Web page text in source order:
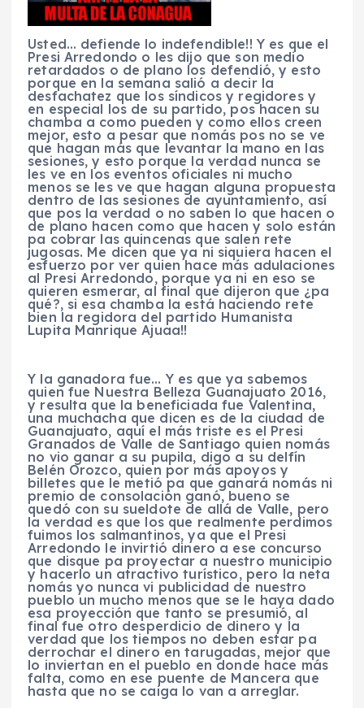
Usted… defiende lo indefendible!! Y es que el
Presi Arredondo o les dijo que son medio
retardados o de plano los defendió, y esto
porque en la semana salió a decir la
desfachatez que los síndicos y regidores y
en especial los de su partido, pos hacen su
chamba a como pueden y como ellos creen
mejor, esto a pesar que nomás pos no se ve
que hagan más que levantar la mano en las
sesiones, y esto porque la verdad nunca se
les ve en los eventos oficiales ni mucho
menos se les ve que hagan alguna propuesta
dentro de las sesiones de ayuntamiento, así
que pos la verdad o no saben lo que hacen o
de plano hacen como que hacen y solo están
pa cobrar las quincenas que salen rete
jugosas. Me dicen que ya ni siquiera hacen el
esfuerzo por ver quien hace más adulaciones
al Presi Arredondo, porque ya ni en eso se
quieren esmerar, al final que dijeron que ¿pa
qué?, si esa chamba la está haciendo rete
bien la regidora del partido Humanista
Lupita Manrique Ajuaa!!
Y la ganadora fue… Y es que ya sabemos
quien fue Nuestra Belleza Guanajuato 2016,
y resulta que la beneficiada fue Valentina,
una muchacha que dicen es de la ciudad de
Guanajuato, aquí el más triste es el Presi
Granados de Valle de Santiago quien nomás
no vio ganar a su pupila, digo a su delfín
Belén Orozco, quien por más apoyos y
billetes que le metió pa que ganará nomás ni
premio de consolación ganó, bueno se
quedó con su sueldote de allá de Valle, pero
la verdad es que los que realmente perdimos
fuimos los salmantinos, ya que el Presi
Arredondo le invirtió dinero a ese concurso
que disque pa proyectar a nuestro municipio
y hacerlo un atractivo turístico, pero la neta
nomás yo nunca vi publicidad de nuestro
pueblo un mucho menos que se le haya dado
esa proyección que tanto se presumió, al
final fue otro desperdicio de dinero y la
verdad que los tiempos no deben estar pa
derrochar el dinero en tarugadas, mejor que
lo inviertan en el pueblo en donde hace más
falta, como en ese puente de Mancera que
hasta que no se caiga lo van a arreglar.